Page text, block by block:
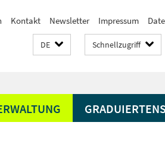
Kontakt Newsletter Impressum
DE Schnellzugriff